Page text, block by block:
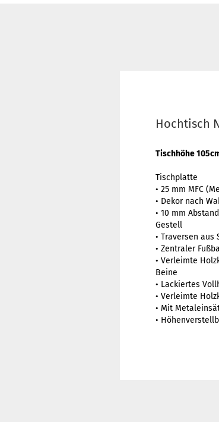
Hochtisch
Tischhöhe
Tischplatte
• 25 mm MFC
• Dekor nach
• 10 mm
Gestell
• Traversen
• Zentraler
• Verleimte
Beine
• Lackiertes
• Verleimte
• Mit
•